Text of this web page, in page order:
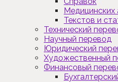
Медицинских
Текстов и
Технический
Научный перевод
Юридический
Художественный
Финансовый